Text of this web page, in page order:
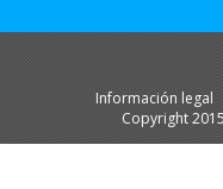
Información legal
Copyright